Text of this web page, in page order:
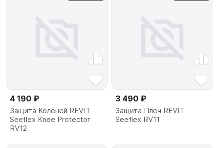
4 190 ₽
Защита Коленей REVIT
Seeflex Knee Protector
RV12
3 490 ₽
Защита Плеч REVIT
Seeflex RV11